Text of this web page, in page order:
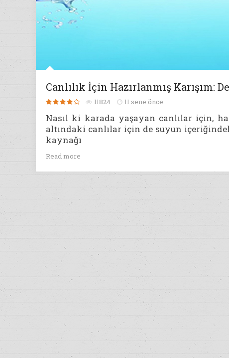
Canlılık İçin Hazırlanmış Karışım:
11824 11 sene önce
Nasıl ki karada yaşayan canlılar için,
altındaki canlılar için de suyun
kaynağı
Read more